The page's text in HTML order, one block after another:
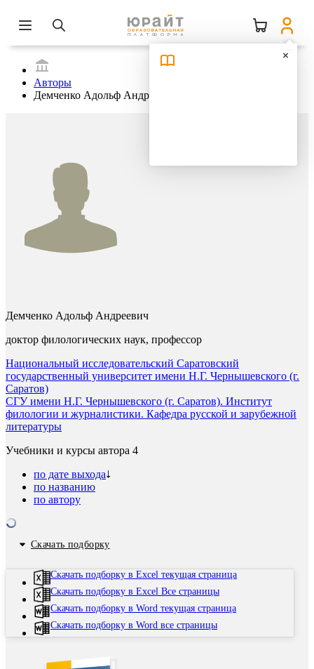
Авторы
Демченко Адольф Андреевич
Демченко Адольф Андреевич
доктор филологических наук, профессор
Национальный исследовательский Саратовский
государственный университет имени Н.Г. Чернышевского (г.
Саратов)
СГУ имени Н.Г. Чернышевского (г. Саратов). Институт
филологии и журналистики. Кафедра русской и зарубежной
литературы
Учебники и курсы автора 4
по дате выхода
по названию
по автору
Скачать подборку
Скачать подборку в Excel текущая страница
Скачать подборку в Excel Все страницы
Скачать подборку в Word текущая страница
Скачать подборку в Word все страницы